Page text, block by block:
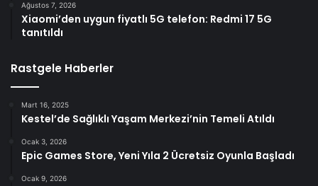
Ağustos 7, 2026
Xiaomi’den uygun fiyatlı 5G telefon: Redmi 17 5G
tanıtıldı
Rastgele Haberler
Mart 16, 2025
Kestel’de Sağlıklı Yaşam Merkezi’nin Temeli Atıldı
Ocak 3, 2026
Epic Games Store, Yeni Yıla 2 Ücretsiz Oyunla Başladı
Ocak 9, 2026